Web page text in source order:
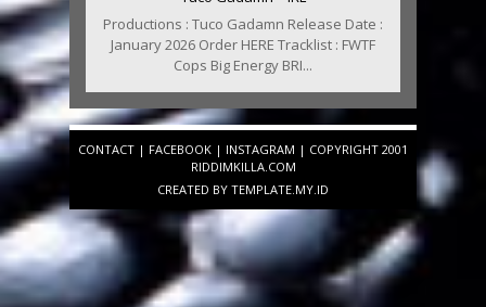
Productions : Tuco Gadamn Release Date :
January 2026 Order HERE Tracklist : FWTF
Cops Big Energy BRI...
CONTACT | FACEBOOK | INSTAGRAM | COPYRIGHT 2001
RIDDIMKILLA.COM
CREATED BY TEMPLATE.MY.ID